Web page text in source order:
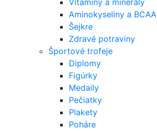
Vitamíny a minerály
Aminokyseliny a BCAA
Šejkre
Zdravé potraviny
Športové trofeje
Diplomy
Figúrky
Medaily
Pečiatky
Plakety
Poháre